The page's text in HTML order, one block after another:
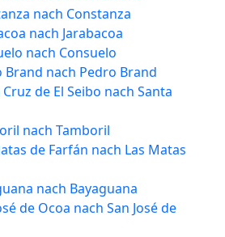
nach Constanza
nach Jarabacoa
nach Consuelo
Brand nach Pedro Brand
de El Seibo nach Santa
nach Tamboril
de Farfán nach Las Matas
nach Bayaguana
de Ocoa nach San José de